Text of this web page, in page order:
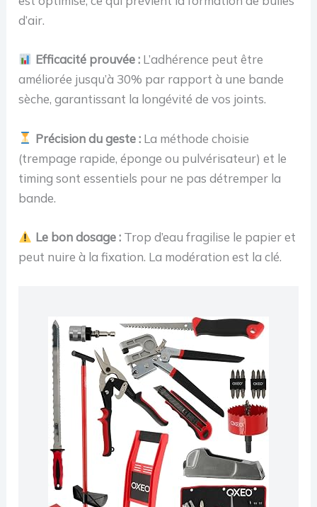
d’air.
Efficacité prouvée :L’adhérence peut être
améliorée jusqu’à 30% par rapport à une bande
sèche, garantissant la longévité de vos joints.
Précision du geste :La méthode choisie
(trempage rapide, éponge ou pulvérisateur) et le
timing sont essentiels pour ne pas détremper la
bande.
Le bon dosage :Trop d’eau fragilise le papier et
peut nuire à la fixation. La modération est la clé.